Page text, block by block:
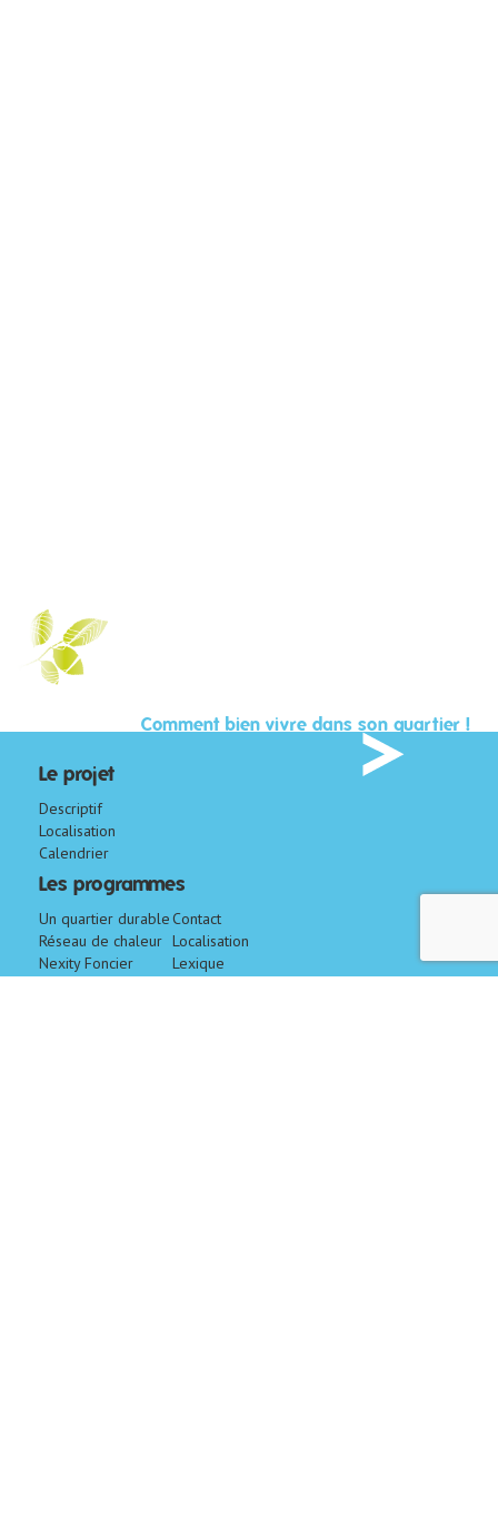
Comment bien vivre dans son quartier !
Le projet
Descriptif
Localisation
Calendrier
Les programmes
Un quartier durableContact
Réseau de chaleur Localisation
Nexity Foncier
Lexique